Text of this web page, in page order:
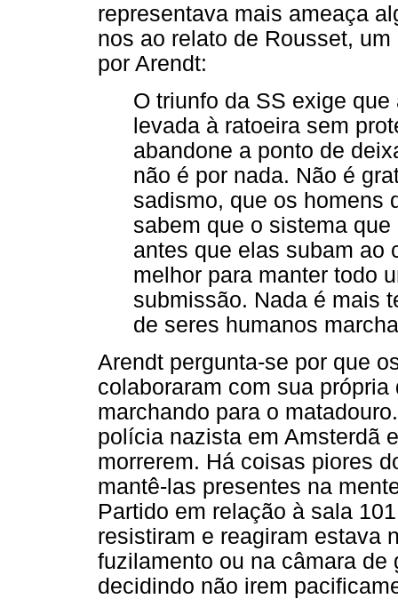
representava mais ameaça
nos ao relato de Rousset,
por Arendt:
O triunfo da SS exige
levada à ratoeira sem
abandone a ponto de
não é por nada. Não é
sadismo, que os homens
sabem que o sistema
antes que elas subam ao
melhor para manter todo
submissão. Nada é mais
de seres humanos
Arendt pergunta-se por que
colaboraram com sua
marchando para o
polícia nazista em Amsterdã
morrerem. Há coisas piores
mantê-las presentes na
Partido em relação à sala
resistiram e reagiram estava
fuzilamento ou na câmara
decidindo não irem